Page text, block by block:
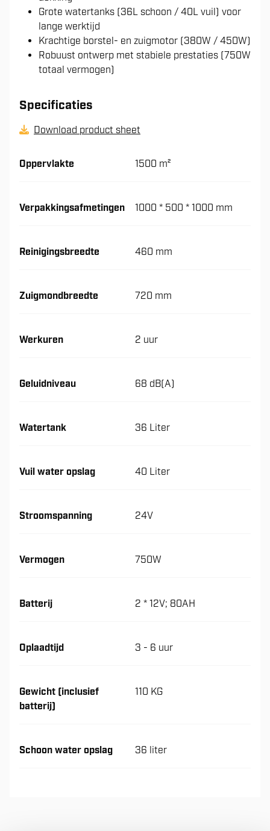
Grote watertanks (36L schoon / 40L vuil) voor
lange werktijd
Krachtige borstel- en zuigmotor (380W / 450W)
Robuust ontwerp met stabiele prestaties (750W
totaal vermogen)
Specificaties
Download product sheet
Oppervlakte 1500 m²
Verpakkingsafmetingen 1000 * 500 * 1000 mm
Reinigingsbreedte 460 mm
Zuigmondbreedte 720 mm
Werkuren 2 uur
Geluidniveau 68 dB(A)
Watertank 36 Liter
Vuil water opslag 40 Liter
Stroomspanning 24V
Vermogen 750W
Batterij 2 * 12V; 80AH
Oplaadtijd 3 - 6 uur
Gewicht (inclusief
batterij)
110 KG
Schoon water opslag 36 liter